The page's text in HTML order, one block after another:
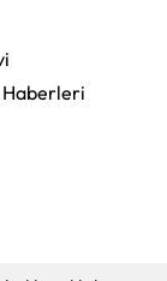
Haberleri